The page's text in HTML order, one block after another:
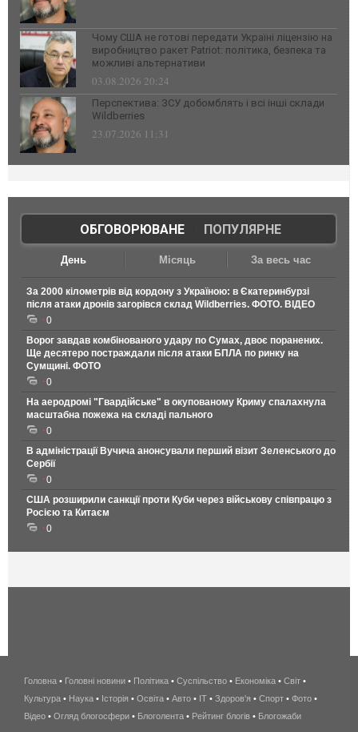
Чому США не готові передати Україні ліцензію на
виробництво ракет Patriot: політика, безпека та
можливі альтернативи
03.08.2026 20:24
Перспектива: ЗСУ добомблять і всі інші склади
Wildberries
23.07.2026 11:31
ОБГОВОРЮВАНЕ| ПОПУЛЯРНЕ
День Місяць За весь час
За 2000 кілометрів від кордону з Україною: в Єкатеринбурзі
після атаки дронів загорівся склад Wildberries. ФОТО. ВІДЕО
0
Ворог завдав комбінованого удару по Сумах, двоє поранених.
Ще десятеро постраждали після атаки БПЛА по ринку на
Сумщині. ФОТО
0
На аеродромі "Гвардійське" в окупованому Криму спалахнула
масштабна пожежа на складі пального
0
В адміністрації Вучича анонсували перший візит Зеленського до
Сербії
0
США розширили санкції проти Куби через військову співпрацю з
Росією та Китаєм
0
беспроводной
интернет
киев
Головна • Головні новини • Політика • Суспільство • Економіка • Світ •
Культура • Наука • Історія • Освіта • Авто • IT • Здоров'я • Спорт • Фото •
Відео • Огляд блогосфери • Блоголента • Рейтинг блогів • Блогожаби